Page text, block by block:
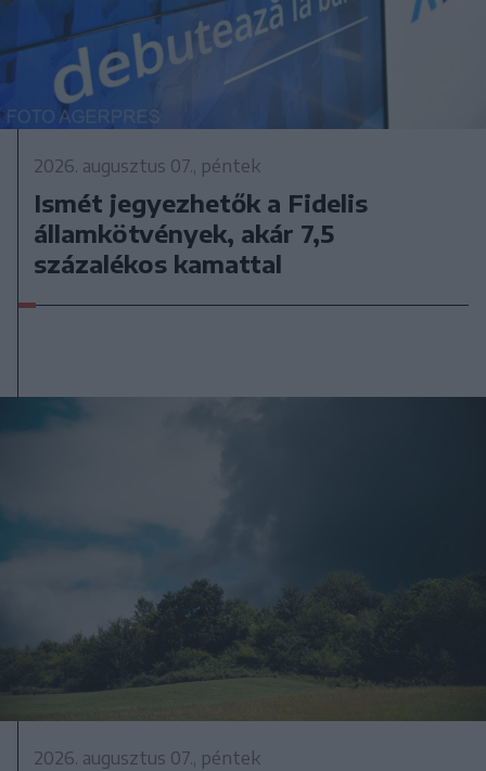
2026. augusztus 07., péntek
Ismét jegyezhetők a Fidelis
államkötvények, akár 7,5
százalékos kamattal
2026. augusztus 07., péntek